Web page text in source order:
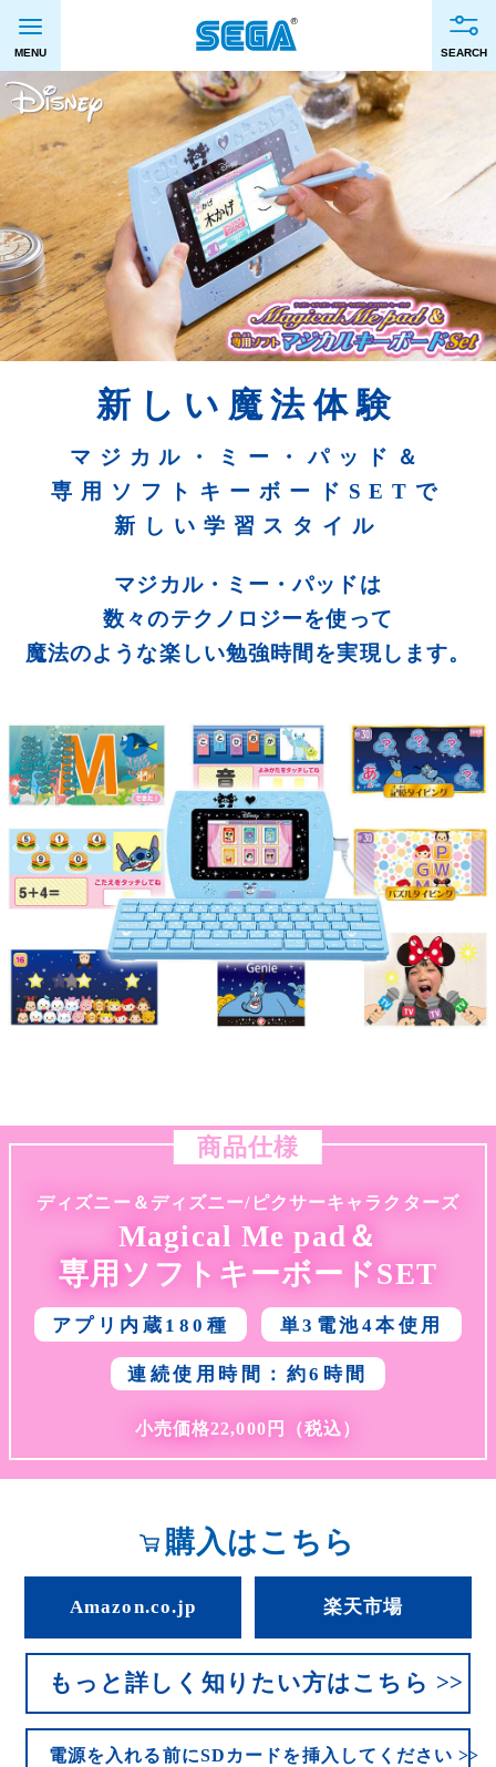
新しい魔法体験
マジカル・ミー・パッド＆
専用ソフトキーボードSETで
新しい学習スタイル
マジカル・ミー・パッドは
数々のテクノロジーを使って
魔法のような楽しい勉強時間を実現します。
商品仕様
ディズニー＆ディズニー/ピクサーキャラクターズ
Magical Me pad＆
専用ソフトキーボードSET
アプリ内蔵180種 単3電池4本使用
連続使用時間：約6時間
小売価格22,000円（税込）
購入はこちら
Amazon.co.jp 楽天市場
もっと詳しく知りたい方はこちら
電源を入れる前にSDカードを挿入してください